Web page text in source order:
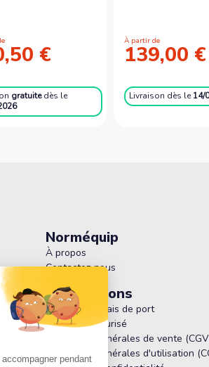
€
gratuite dès le
À partir de
139,00 €
Livraison dès le 14/
Norméquip
À propos
Contactez-nous
Informations
Livraison et frais de port
Paiement sécurisé
Conditions générales de vente
Conditions générales d'utilisation